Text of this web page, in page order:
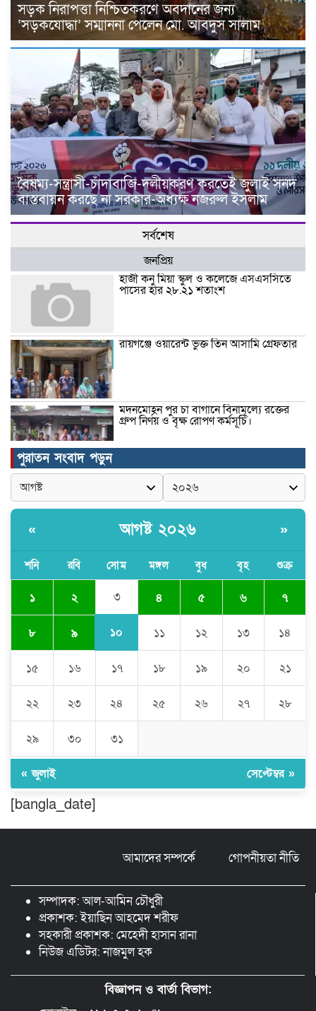
সড়ক নিরাপত্তা নিশ্চিতকরণে অবদানের জন্য
‘সড়কযোদ্ধা’ সম্মাননা পেলেন মো. আবদুস সালাম
বৈষম্য-সন্ত্রাসী-চাঁদাবাজি-দলীয়করণ করতেই জুলাই সনদ
বাস্তবায়ন করছে না সরকার-অধ্যক্ষ নজরুল ইসলাম
সর্বশেষ
জনপ্রিয়
হাজী কনু মিয়া স্কুল ও কলেজে এসএসসিতে
পাসের হার ২৮.২১ শতাংশ
রায়গঞ্জে ওয়ারেন্ট ভুক্ত তিন আসামি গ্রেফতার
মদনমোহন পুর চা বাগানে বিনামূল্যে রক্তের
গ্রুপ নির্ণয় ও বৃক্ষ রোপণ কর্মসূচি।
রাষ্ট্রপতি নির্বাচনে ১১ দলীয় জোটের প্রার্থী
এলডিপির কর্নেল অলি আহমদ
মাত্রাতিরিক্ত লোডশেডিং ও অতিরিক্ত বিদ্যুৎ
ঠাকুরগাঁওয়ে ডিবি পুলিশের অভিযানে ৭২ পিস
ইয়াবাসহ তিনজনকে গ্রেফতার করে।
উদ্বোধন হলো রানীশংকৈল উপজেলা মডেল
কুমিল্লা প্রেসক্লাবে তিন সাবেক সভাপতিকে
স্মরণ
চৌদ্দগ্রামে পুলিশের প্রতি জনগণের আস্থা
হোসাইন
পুরাতন সংবাদ পড়ুন
« আগষ্ট ২০২৬ »
শনি রবি সোম মঙ্গল বুধ বৃহ শুক্র
১ ২ ৩ ৪ ৫ ৬ ৭
৮ ৯ ১০ ১১ ১২ ১৩ ১৪
১৫ ১৬ ১৭ ১৮ ১৯ ২০ ২১
২২ ২৩ ২৪ ২৫ ২৬ ২৭ ২৮
২৯ ৩০ ৩১
« জুলাই সেপ্টেম্বর »
[bangla_date]
আমাদের সম্পর্কে গোপনীয়তা নীতি
সম্পাদক: আল-আমিন চৌধুরী
প্রকাশক: ইয়াছিন আহমেদ শরীফ
সহকারী প্রকাশক: মেহেদী হাসান রানা
নিউজ এডিটর: নাজমুল হক
বিজ্ঞাপন ও বার্তা বিভাগ: